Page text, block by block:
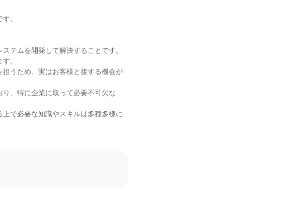
。
テムを開発して解決することです。
。
うため、実はお客様と接する機会が
、特に企業に取って必要不可欠な
で必要な知識やスキルは多種多様に